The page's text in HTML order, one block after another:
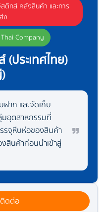
สติกส์ คลังสินค้า และการ
ง
Thai Company
ประเทศไทย)
ฝาก และจัดเก็บ
อุตสาหกรรมที่
รจุหีบห่อของสินค้า
สินค้าก่อนนำเข้าสู่
ดต่อ